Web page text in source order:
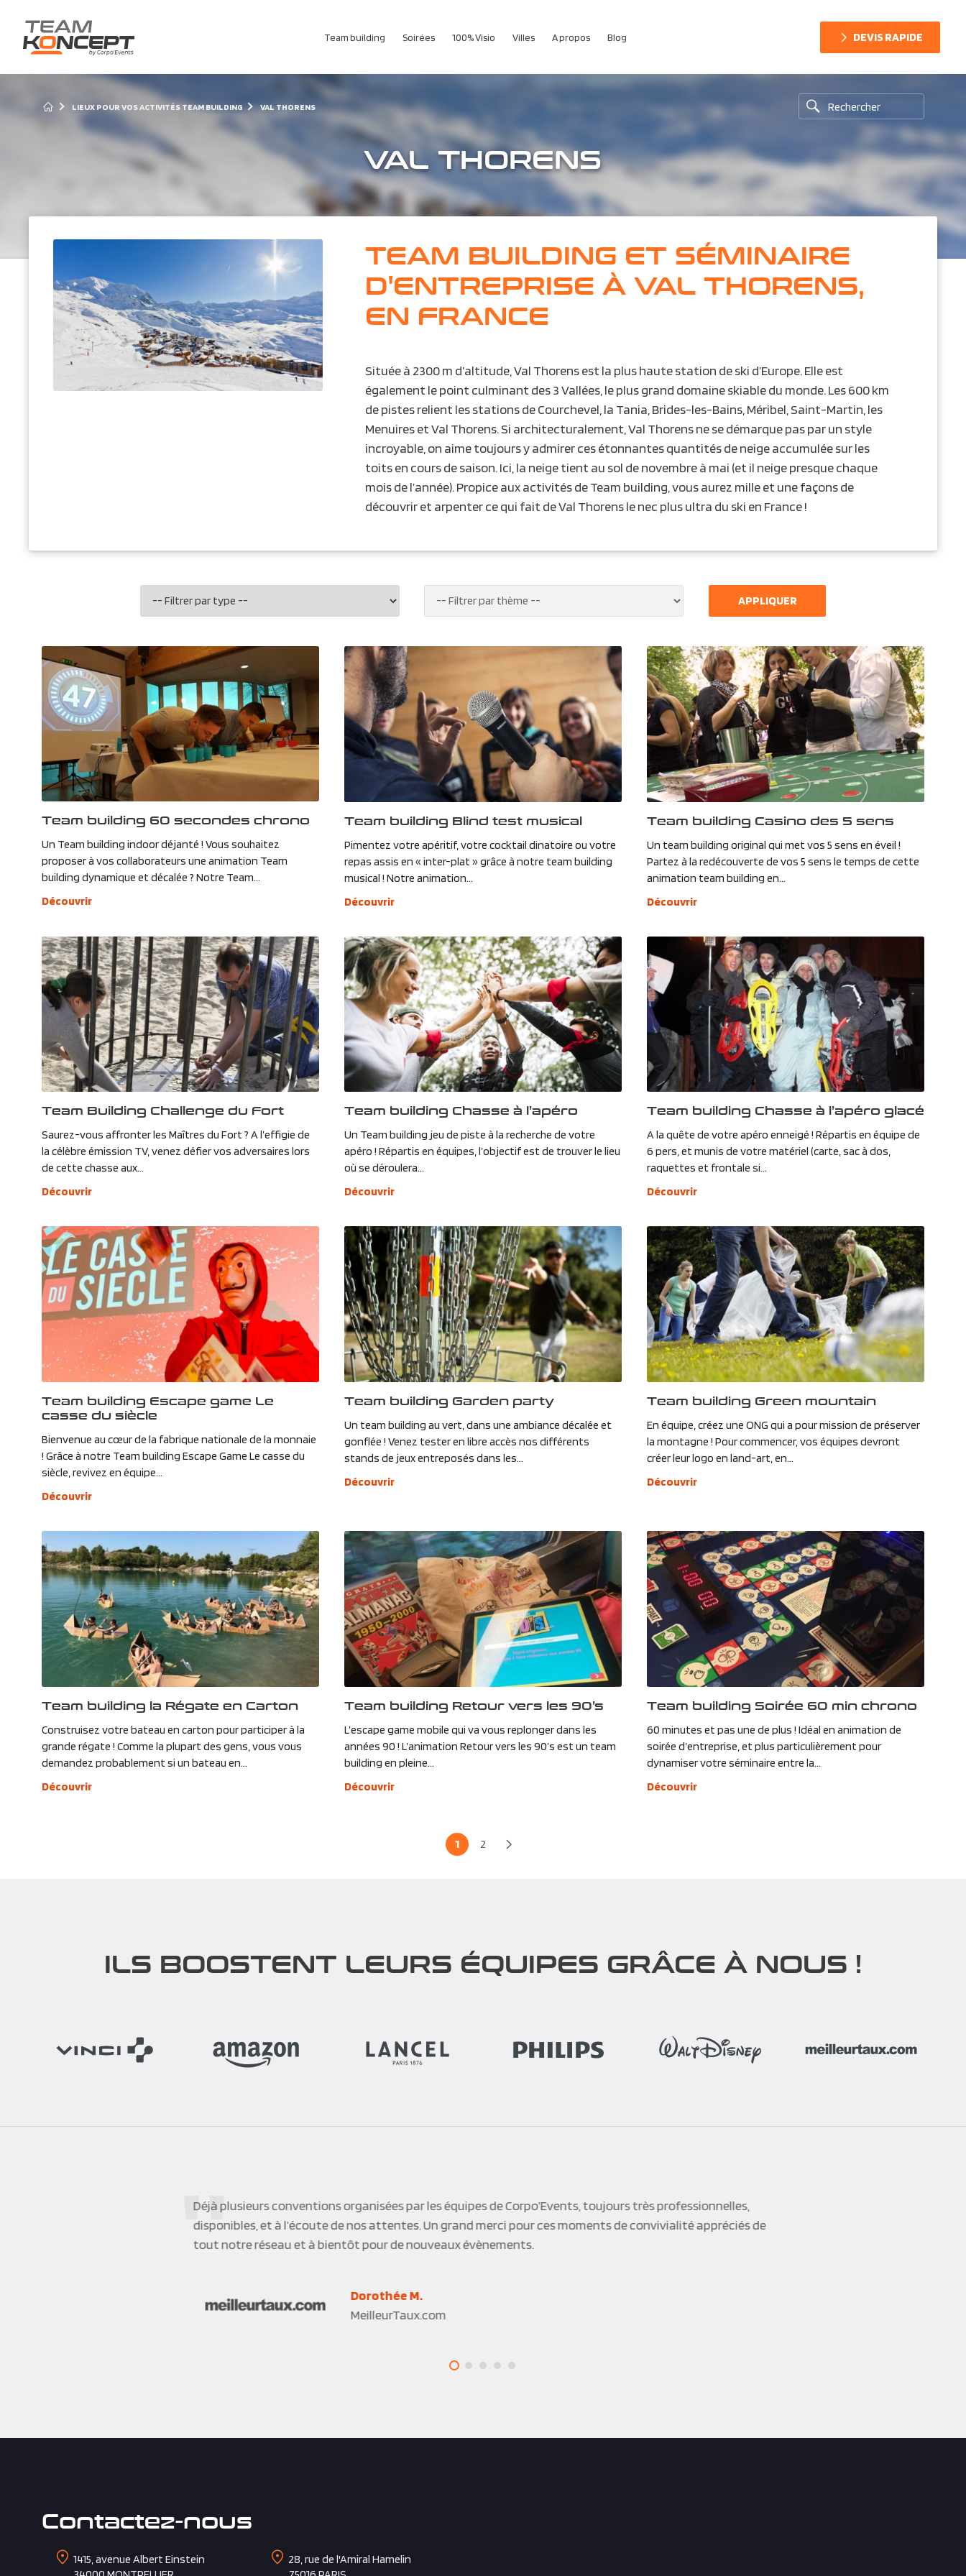
Team building Soirées 100% Visio Villes A propos Blog DEVIS RAPIDE
LIEUX POUR VOS ACTIVITÉS TEAM BUILDING VAL THORENS
VAL THORENS
TEAM BUILDING ET SÉMINAIRE
D'ENTREPRISE À VAL THORENS,
EN FRANCE
Située à 2300 m d’altitude, Val Thorens est la plus haute station de ski d’Europe. Elle est
également le point culminant des 3 Vallées, le plus grand domaine skiable du monde. Les 600 km
de pistes relient les stations de Courchevel, la Tania, Brides-les-Bains, Méribel, Saint-Martin, les
Menuires et Val Thorens. Si architecturalement, Val Thorens ne se démarque pas par un style
incroyable, on aime toujours y admirer ces étonnantes quantités de neige accumulée sur les
toits en cours de saison. Ici, la neige tient au sol de novembre à mai (et il neige presque chaque
mois de l’année). Propice aux activités de Team building, vous aurez mille et une façons de
découvrir et arpenter ce qui fait de Val Thorens le nec plus ultra du ski en France !
APPLIQUER
Team building 60 secondes chrono
Un Team building indoor déjanté ! Vous souhaitez
proposer à vos collaborateurs une animation Team
building dynamique et décalée ? Notre Team...
Découvrir
Team building Blind test musical
Pimentez votre apéritif, votre cocktail dinatoire ou votre
repas assis en « inter-plat » grâce à notre team building
musical ! Notre animation...
Découvrir
Team building Casino des 5 sens
Un team building original qui met vos 5 sens en éveil !
Partez à la redécouverte de vos 5 sens le temps de cette
animation team building en...
Découvrir
Team Building Challenge du Fort
Saurez-vous affronter les Maîtres du Fort ? A l’effigie de
la célèbre émission TV, venez défier vos adversaires lors
de cette chasse aux...
Découvrir
Team building Chasse à l’apéro
Un Team building jeu de piste à la recherche de votre
apéro ! Répartis en équipes, l’objectif est de trouver le lieu
où se déroulera...
Découvrir
Team building Chasse à l’apéro glacé
A la quête de votre apéro enneigé ! Répartis en équipe de
6 pers, et munis de votre matériel (carte, sac à dos,
raquettes et frontale si...
Découvrir
Team building Escape game Le
casse du siècle
Bienvenue au cœur de la fabrique nationale de la monnaie
! Grâce à notre Team building Escape Game Le casse du
siècle, revivez en équipe...
Découvrir
Team building Garden party
Un team building au vert, dans une ambiance décalée et
gonflée ! Venez tester en libre accès nos différents
stands de jeux entreposés dans les...
Découvrir
Team building Green mountain
En équipe, créez une ONG qui a pour mission de préserver
la montagne ! Pour commencer, vos équipes devront
créer leur logo en land-art, en...
Découvrir
Team building la Régate en Carton
Construisez votre bateau en carton pour participer à la
grande régate ! Comme la plupart des gens, vous vous
demandez probablement si un bateau en...
Découvrir
Team building Retour vers les 90’s
L’escape game mobile qui va vous replonger dans les
années 90 ! L’animation Retour vers les 90’s est un team
building en pleine...
Découvrir
Team building Soirée 60 min chrono
60 minutes et pas une de plus ! Idéal en animation de
soirée d’entreprise, et plus particulièrement pour
dynamiser votre séminaire entre la...
Découvrir
1 2
ILS BOOSTENT LEURS ÉQUIPES GRÂCE À NOUS !
We wanted to thank Corpo’Events for the job done. All went well thanks to your preparation and the
team was reactive to the changes and adaptation required. The hotel was good and reactive too. The
place was beautiful. The activities were also very much appreciated by the participants. People have
Clotilde C.D.